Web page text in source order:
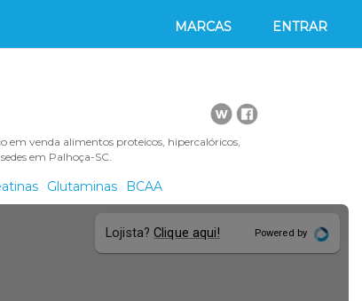
MARCAS ENTRAR
em venda alimentos proteicos, hipercalóricos,
em Palhoça-SC.
Glutaminas BCAA